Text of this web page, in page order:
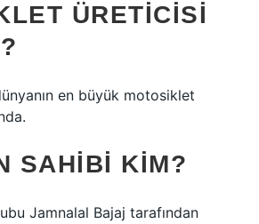
ÜRETICISI
en büyük motosiklet
SAHIBI KIM?
Jamnalal Bajaj tarafından